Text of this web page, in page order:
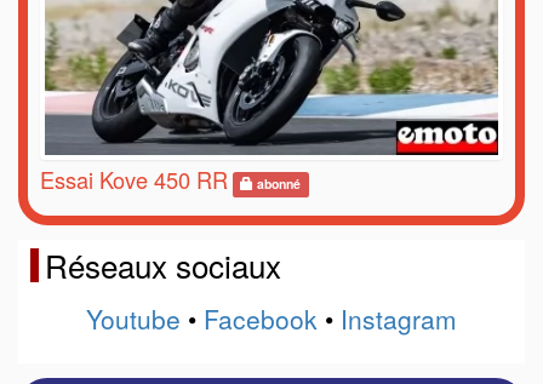
Essai Kove 450 RR abonné
Réseaux sociaux
Youtube • Facebook • Instagram